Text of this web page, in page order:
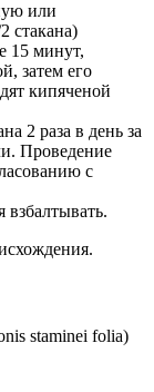
или
стакана)
15 минут,
затем его
кипяченой
2 раза в день за
Проведение
с
взбалтывать.
staminei folia)